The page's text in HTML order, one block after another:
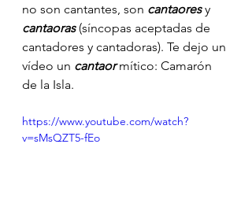
no son cantantes, son cantaores y
cantaoras (síncopas aceptadas de
cantadores y cantadoras). Te dejo un
vídeo un cantaor mítico: Camarón
de la Isla.
https://www.youtube.com/watch?
v=sMsQZT5-fEo